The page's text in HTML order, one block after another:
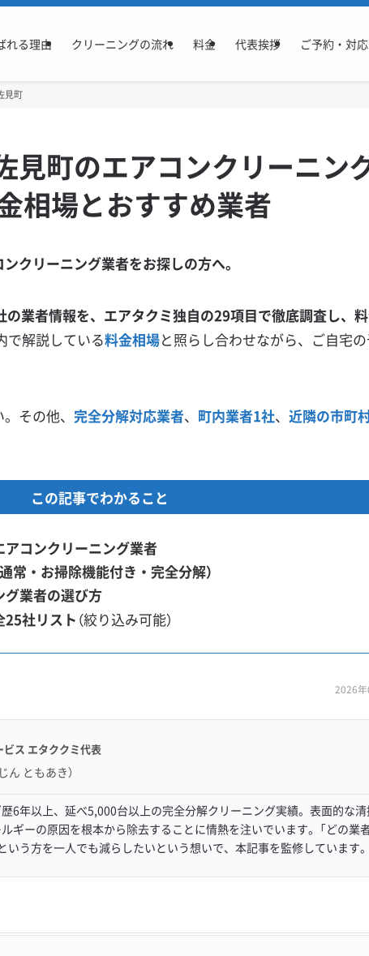
れる理由 クリーニングの流れ 料金 代表挨拶 ご予約・対
見町
見町のエアコンクリーニン
相場とおすすめ業者
クリーニング業者をお探しの方へ。
業者情報を、エアタクミ独自の29項目で徹底調査し、
で解説している料金相場と照らし合わせながら、ご自宅
その他、 完全分解対応業者、 町内業者1社、 近隣の市町
この記事でわかること
アコンクリーニング業者
常・お掃除機能付き・完全分解）
グ業者の選び方
25社リスト （絞り込み可能）
2026
ス エタククミ代表
ん ともあき）
6年以上、延べ5,000台以上の完全分解クリーニング実績。表面的な
ギーの原因を根本から除去することに情熱を注いでいます。「どの業
いう方を一人でも減らしたいという想いで、本記事を監修しています。